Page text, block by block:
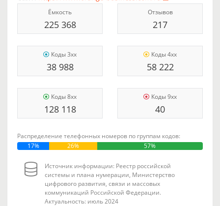
Ёмкость
225 368
Отзывов
217
Коды 3xx
38 988
Коды 4xx
58 222
Коды 8xx
128 118
Коды 9xx
40
Распределение телефонных номеров по группам кодов:
17%
26% 57%
Источник информации: Реестр российской
системы и плана нумерации, Министерство
цифрового развития, связи и массовых
коммуникаций Российской Федерации.
Актуальность: июль 2024